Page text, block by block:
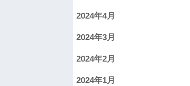
2024年4月
2024年3月
2024年2月
2024年1月